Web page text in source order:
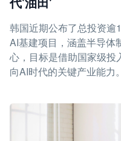
韩国近期公布了总投资逾
AI基建项目，涵盖半导体
心，目标是借助国家级投
向AI时代的关键产业能力。